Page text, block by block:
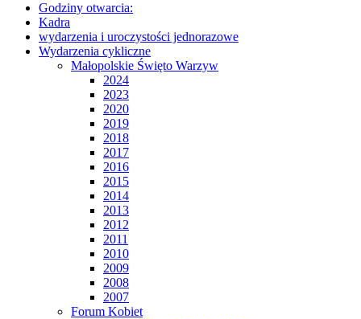
Godziny otwarcia:
Kadra
wydarzenia i uroczystości jednorazowe
Wydarzenia cykliczne
Małopolskie Święto Warzyw
2024
2023
2020
2019
2018
2017
2016
2015
2014
2013
2012
2011
2010
2009
2008
2007
Forum Kobiet